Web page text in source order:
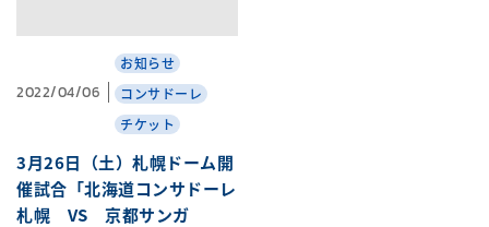
2022/04/06
お知らせ
コンサドーレ
チケット
3月26日（土）札幌ドーム開
催試合「北海道コンサドーレ
札幌 VS 京都サンガ